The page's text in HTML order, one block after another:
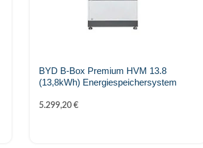
BYD B-Box Premium HVM 13.8
(13,8kWh) Energiespeichersystem
5.299,20 €